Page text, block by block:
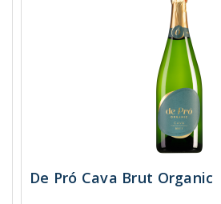
De Pró Cava Brut Organic